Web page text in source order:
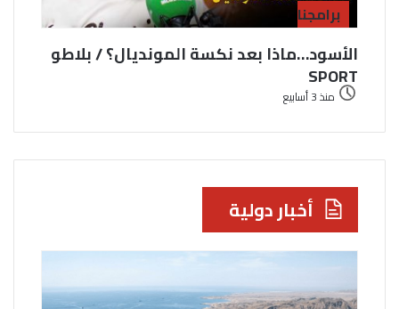
برامجنا
الأسود…ماذا بعد نكسة المونديال؟ / بلاطو
SPORT
منذ 3 أسابيع
أخبار دولية